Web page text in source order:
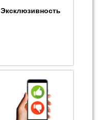
Эксклюзивность